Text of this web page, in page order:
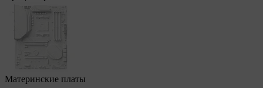
Материнские платы